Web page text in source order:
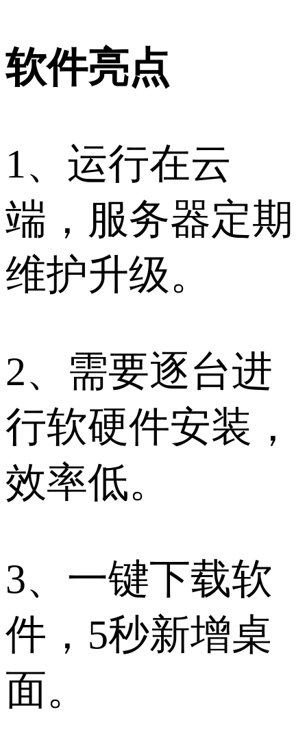
软件亮点
1、运行在云
端，服务器定期
维护升级。
2、需要逐台进
行软硬件安装，
效率低。
3、一键下载软
件，5秒新增桌
面。